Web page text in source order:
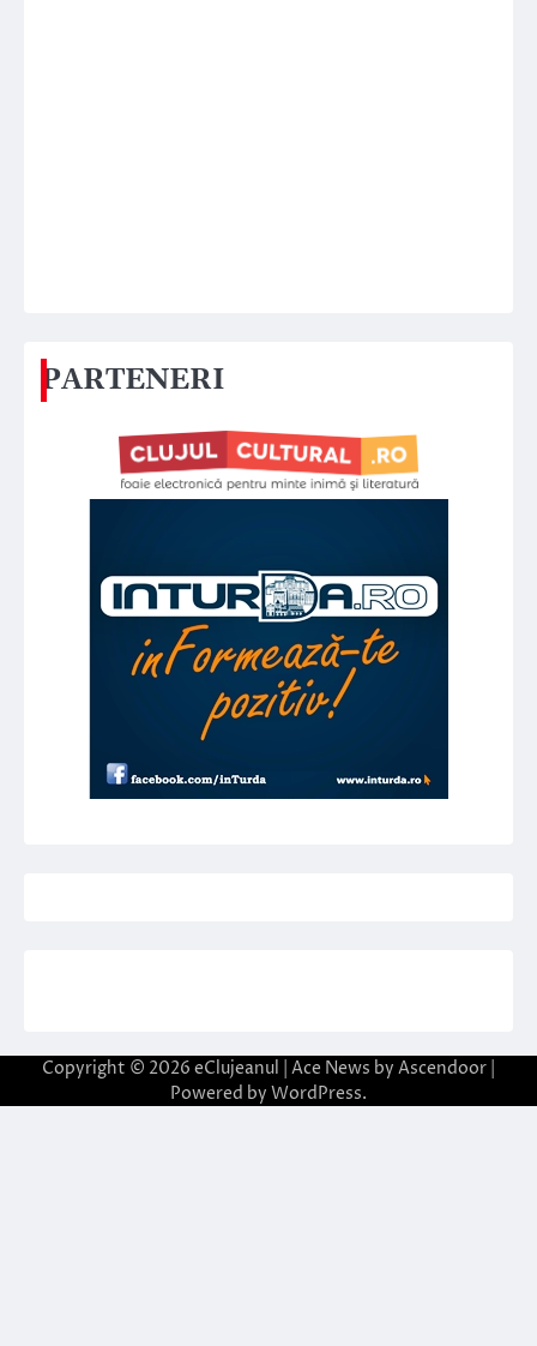
PARTENERI
Copyright © 2026 eClujeanul | Ace News by Ascendoor
Powered by WordPress.